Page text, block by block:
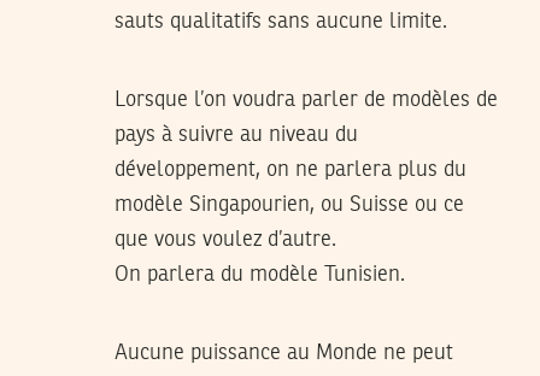
sauts qualitatifs sans aucune limite.
Lorsque l’on voudra parler de modèles de
pays à suivre au niveau du
développement, on ne parlera plus du
modèle Singapourien, ou Suisse ou ce
que vous voulez d’autre.
On parlera du modèle Tunisien.
Aucune puissance au Monde ne peut